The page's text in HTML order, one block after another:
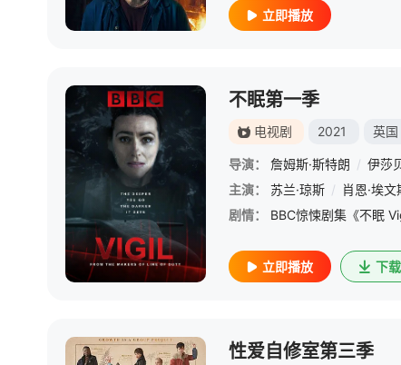
立即播放
不眠第一季
电视剧 2021 英国
导演： 詹姆斯·斯特朗 / 伊莎
主演：
苏兰·琼斯 / 肖恩·埃文
剧情：
立即播放 下载
性爱自修室第三季